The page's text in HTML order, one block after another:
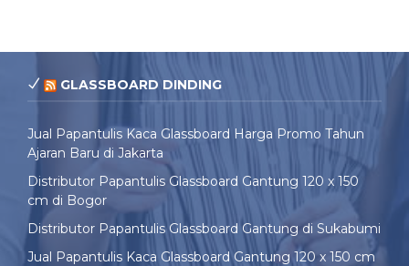
GLASSBOARD DINDING
Jual Papantulis Kaca Glassboard Harga Promo Tahun
Ajaran Baru di Jakarta
Distributor Papantulis Glassboard Gantung 120 x 150
cm di Bogor
Distributor Papantulis Glassboard Gantung di Sukabumi
Jual Papantulis Kaca Glassboard Gantung 120 x 150 cm